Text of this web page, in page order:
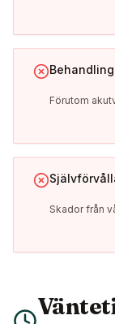
Förutom
Skador från